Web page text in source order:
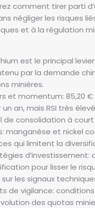
comment tirer parti
négliger les risques
et à la régulation
est le principal
par la demande
minières.
et momentum: 85,20 €
un an, mais RSI très
de consolidation à
manganèse et nickel
qui limitent la
d’investissement:
pour lisser le
les signaux
de vigilance:
des quotas